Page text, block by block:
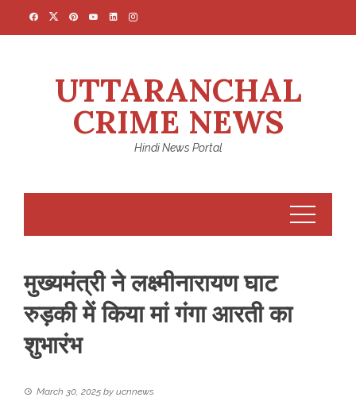
UTTARANCHAL
CRIME NEWS
Hindi News Portal
मुख्यमंत्री ने लक्ष्मीनारायण घाट
रुड़की में किया मां गंगा आरती का
शुभारंभ
March 30, 2025 by ucnnews